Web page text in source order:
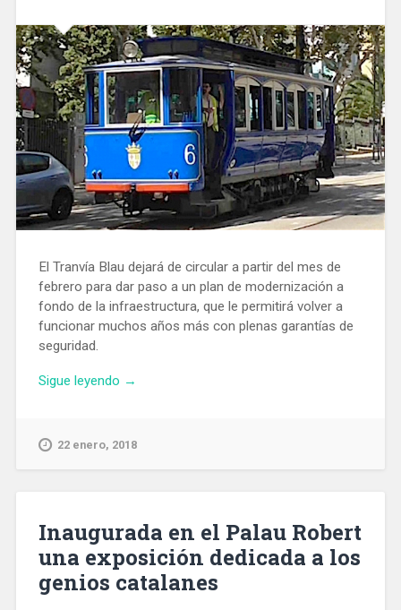
la
masa
salarial»
El Tranvía Blau dejará de circular a partir del mes de
febrero para dar paso a un plan de modernización a
fondo de la infraestructura, que le permitirá volver a
funcionar muchos años más con plenas garantías de
seguridad.
Sigue leyendo «El
dejará
para
someterse
a
→
22 enero, 2018
Inaugurada en el Palau Robert
una exposición dedicada a los
genios catalanes